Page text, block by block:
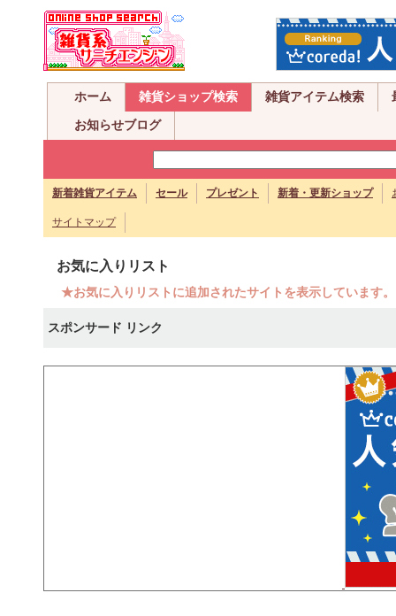
ホーム 雑貨ショップ検索 雑貨アイテム検索
お知らせブログ
新着雑貨アイテム セール プレゼント 新着・更新ショップ
サイトマップ
お気に入りリスト
★お気に入りリストに追加されたサイトを表示しています
スポンサード リンク